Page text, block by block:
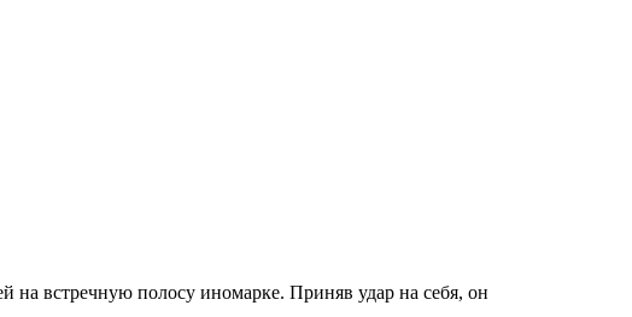
встречную полосу иномарке. Приняв удар на себя, он